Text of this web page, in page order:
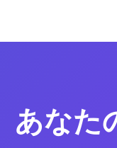
あなた